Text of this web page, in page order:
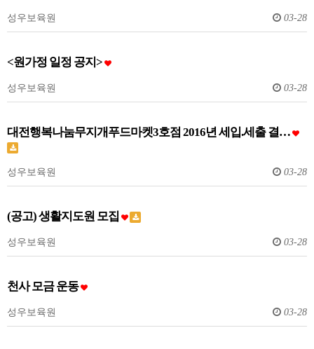
성우보육원 03-28
<원가정 일정 공지>
성우보육원 03-28
대전행복나눔무지개푸드마켓3호점 2016년 세입.세출 결…
성우보육원 03-28
(공고) 생활지도원 모집
성우보육원 03-28
천사 모금 운동
성우보육원 03-28